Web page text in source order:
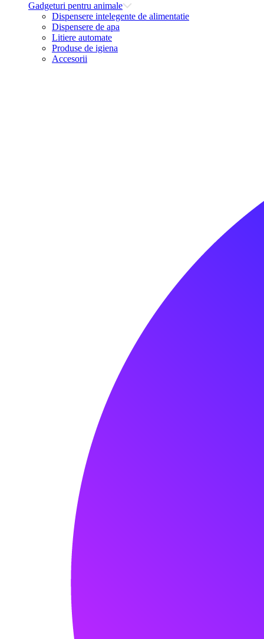
Gadgeturi pentru animale
Dispensere intelegente de alimentatie
Dispensere de apa
Litiere automate
Produse de igiena
Accesorii